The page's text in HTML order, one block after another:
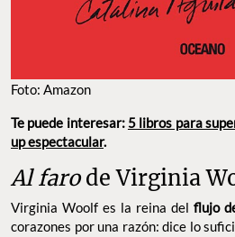
Foto: Amazon
Te puede interesar: 5 libros para
up espectacular.
Al farode Virginia
Virginia Woolf es la reina del flujo
corazones por una razón: dice lo